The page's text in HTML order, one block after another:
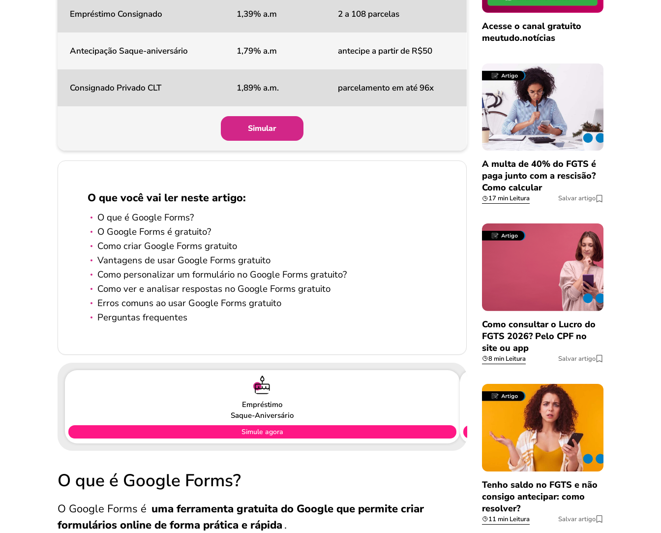
Empréstimo Consignado 1,39% a.m 2 a 108 parcelas
Antecipação Saque-aniversário 1,79% a.m antecipe a partir de R$50
Consignado Privado CLT 1,89% a.m. parcelamento em até 96x
Simular
O que você vai ler neste artigo:
O que é Google Forms?
O Google Forms é gratuito?
Como criar Google Forms gratuito
Vantagens de usar Google Forms gratuito
Como personalizar um formulário no Google Forms gratuito?
Como ver e analisar respostas no Google Forms gratuito
Erros comuns ao usar Google Forms gratuito
Perguntas frequentes
Empréstimo
Saque-Aniversário
Simule agora
O que é Google Forms?
O Google Forms é uma ferramenta gratuita do Google que permite criar
formulários online de forma prática e rápida .
Acesse o canal gratuito
meutudo.notícias
A multa de 40% do FGTS é
paga junto com a rescisão?
Como calcular
17 min Leitura Salvar artigo
Como consultar o Lucro do
FGTS 2026? Pelo CPF no
site ou app
8 min Leitura Salvar artigo
Tenho saldo no FGTS e não
consigo antecipar: como
resolver?
11 min Leitura Salvar artigo